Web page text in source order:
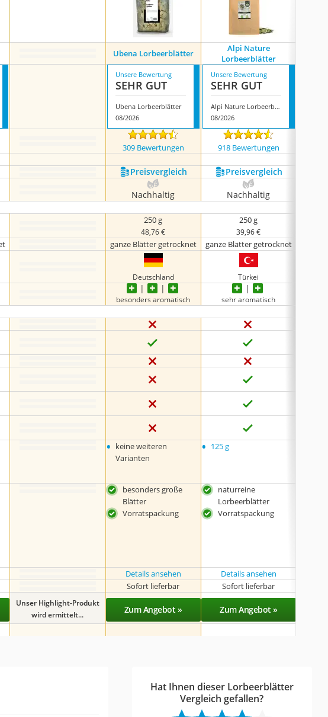
Ubena Lorbeerblätter
Alpi Nature
Lorbeerblätter
Unsere Bewertung
SEHR GUT
Ubena Lorbeerblätter
08/2026
Unsere Bewertung
SEHR GUT
Alpi Nature Lorbeerblätter
08/2026
309 Bewertungen 918 Bewertungen
Preis­vergleich Preis­vergleich
Nachhaltig Nachhaltig
250 g
48,76 €
250 g
39,96 €
ganze Blätter getrocknet ganze Blätter getrocknet
Deutschland Türkei
besonders aromatisch sehr aromatisch
• keine weiteren
Varianten
• 125 g
besonders große
Blätter
Vorratspackung
naturreine
Lorbeerblätter
Vorratspackung
Details ansehen Details ansehen
Sofort lieferbar Sofort lieferbar
Unser Highlight-Produkt
wird ermittelt...
Zum Angebot » Zum Angebot »
Hat Ihnen dieser Lorbeerblätter
Vergleich gefallen?